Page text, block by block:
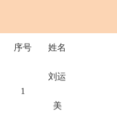
序号 姓名
1
刘运
美